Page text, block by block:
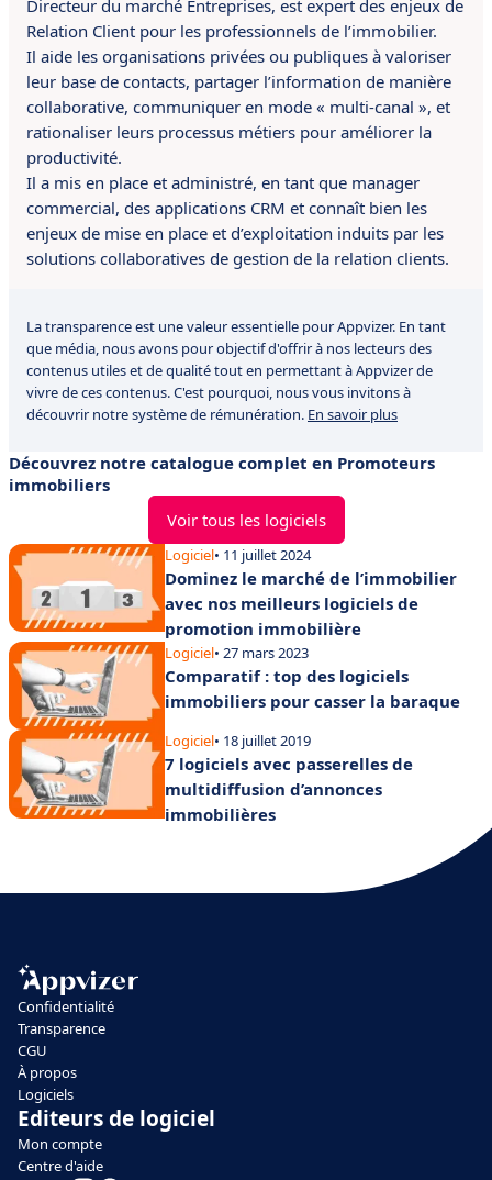
Directeur du marché Entreprises, est expert des enjeux de
Relation Client pour les professionnels de l’immobilier.
Il aide les organisations privées ou publiques à valoriser
leur base de contacts, partager l’information de manière
collaborative, communiquer en mode « multi-canal », et
rationaliser leurs processus métiers pour améliorer la
productivité.
Il a mis en place et administré, en tant que manager
commercial, des applications CRM et connaît bien les
enjeux de mise en place et d’exploitation induits par les
solutions collaboratives de gestion de la relation clients.
La transparence est une valeur essentielle pour Appvizer. En tant
que média, nous avons pour objectif d'offrir à nos lecteurs des
contenus utiles et de qualité tout en permettant à Appvizer de
vivre de ces contenus. C'est pourquoi, nous vous invitons à
découvrir notre système de rémunération. En savoir plus
Découvrez notre catalogue complet en Promoteurs
immobiliers
Voir tous les logiciels
Logiciel• 11 juillet 2024
Dominez le marché de l’immobilier
avec nos meilleurs logiciels de
promotion immobilière
Logiciel• 27 mars 2023
Comparatif : top des logiciels
immobiliers pour casser la baraque
Logiciel• 18 juillet 2019
7 logiciels avec passerelles de
multidiffusion d’annonces
immobilières
Confidentialité
Transparence
CGU
À propos
Logiciels
Editeurs de logiciel
Mon compte
Centre d'aide